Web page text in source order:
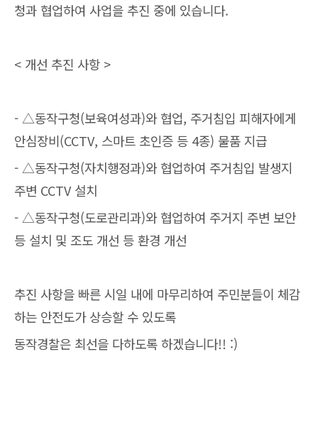
청과 협업하여 사업을 추진 중에 있습니다.
< 개선 추진 사항 >
- △동작구청(보육여성과)와 협업, 주거침입 피해자에게
안심장비(CCTV, 스마트 초인증 등 4종) 물품 지급
- △동작구청(자치행정과)와 협업하여 주거침입 발생지
주변 CCTV 설치
- △동작구청(도로관리과)와 협업하여 주거지 주변 보안
등 설치 및 조도 개선 등 환경 개선
추진 사항을 빠른 시일 내에 마무리하여 주민분들이 체감
하는 안전도가 상승할 수 있도록
동작경찰은 최선을 다하도록 하겠습니다!! :)